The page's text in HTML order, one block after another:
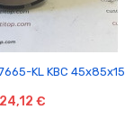
KL KBC 45x85x15
€